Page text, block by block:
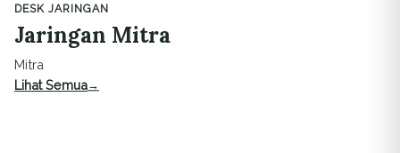
DESK JARINGAN
Jaringan Mitra
Mitra
Lihat Semua